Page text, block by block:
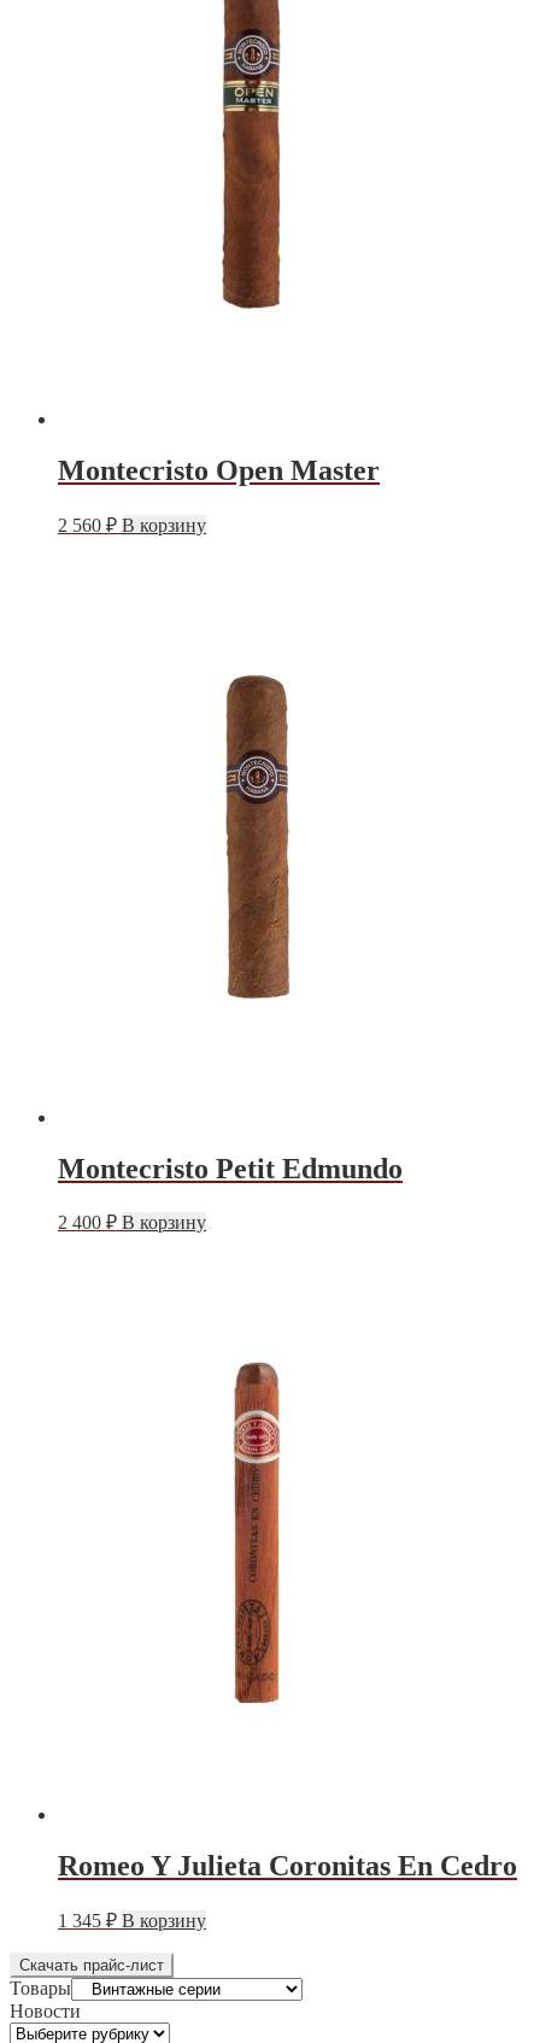
Montecristo Open Master
2 560 ₽ В корзину
Montecristo Petit Edmundo
2 400 ₽ В корзину
Romeo Y Julieta Coronitas En Cedro
1 345 ₽ В корзинуЭтот
несколько
вариаций.
Скачать прайс-лист
Товары
Новости
Новости